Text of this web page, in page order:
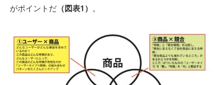
がポイントだ （図表1） 。